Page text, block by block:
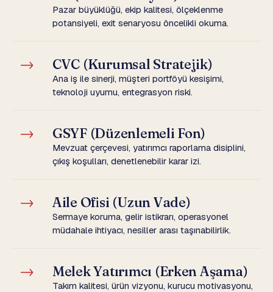
Pazar büyüklüğü, ekip kalitesi, ölçeklenme
potansiyeli, exit senaryosu öncelikli okuma.
→ CVC (Kurumsal Stratejik)
Ana iş ile sinerji, müşteri portföyü kesişimi,
teknoloji uyumu, entegrasyon riski.
→ GSYF (Düzenlemeli Fon)
Mevzuat çerçevesi, yatırımcı raporlama disiplini,
çıkış koşulları, denetlenebilir karar izi.
→ Aile Ofisi (Uzun Vade)
Sermaye koruma, gelir istikrarı, operasyonel
müdahale ihtiyacı, nesiller arası taşınabilirlik.
→ Melek Yatırımcı (Erken Aşama)
Takım kalitesi, ürün vizyonu, kurucu motivasyonu,